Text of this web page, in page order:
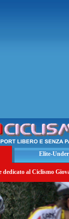
Elite-
dedicato al Ciclismo